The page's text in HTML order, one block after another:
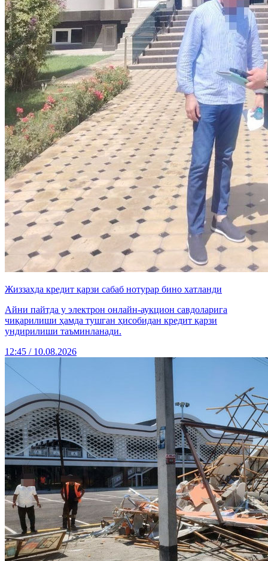
Жиззахда кредит қарзи сабаб нотурар бино хатланди
Айни пайтда у электрон онлайн-аукцион савдоларига
чиқарилиши ҳамда тушган ҳисобидан кредит қарзи
ундирилиши таъминланади.
12:45 / 10.08.2026